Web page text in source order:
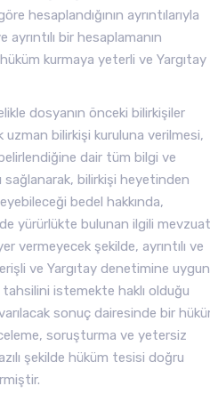
hesaplandığının ayrıntılarıyla
ayrıntılı bir hesaplamanın
kurmaya yeterli ve Yargıtay
dosyanın önceki bilirkişiler
uzman bilirkişi kuruluna verilmesi,
dair tüm bilgi ve
sağlanarak, bilirkişi heyetinden
bedel hakkında,
yürürlükte bulunan ilgili mevzuat
vermeyecek şekilde, ayrıntılı ve
ve Yargıtay denetimine uygun
tahsilini istemekte haklı olduğu
sonuç dairesinde bir
soruşturma ve yetersiz
şekilde hüküm tesisi doğru